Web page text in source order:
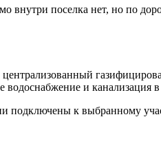
поселка нет, но по
и канализация в
подключены к выбранному